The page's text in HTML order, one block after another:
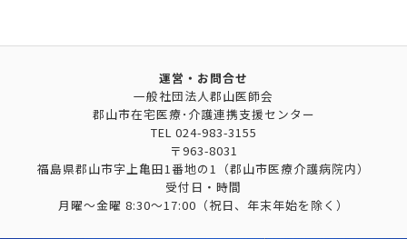
運営・お問合せ
一般社団法人郡山医師会
郡山市在宅医療･介護連携支援センター
TEL 024-983-3155
〒963-8031
福島県郡山市字上亀田1番地の1（郡山市医療介護病院内）
受付日・時間
月曜～金曜 8:30～17:00（祝日、年末年始を除く）